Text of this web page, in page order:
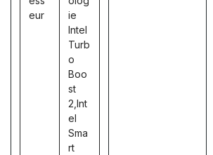
eur
ie
Intel
Turb
o
Boo
st
2,Int
el
Sma
rt